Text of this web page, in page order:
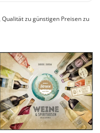
zu günstigen Preisen zu